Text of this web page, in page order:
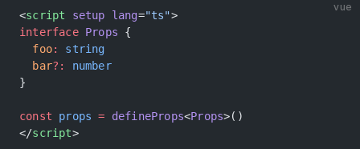
vue
<script setup lang="ts">
interface Props {
  foo
:
string
  bar
?:
number
}
const props = defineProps<Props>()
</script>